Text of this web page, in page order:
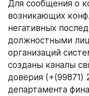
Для сообщения о
возникающих
негативных
должностными
организаций
созданы каналы
доверия (+(99871)
департамента